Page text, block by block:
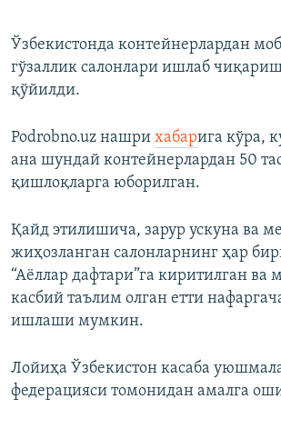
Ўзбекистонда контейнерлардан
гўзаллик салонлари ишлаб
қўйилди.
Podrobno.uz нашри хабарига кўра,
ана шундай контейнерлардан 50
қишлоқларга юборилган.
Қайд этилишича, зарур ускуна ва
жиҳозланган салонларнинг ҳар
“Аёллар дафтари”га киритилган ва
касбий таълим олган етти
ишлаши мумкин.
Лойиҳа Ўзбекистон касаба
федерацияси томонидан амалга